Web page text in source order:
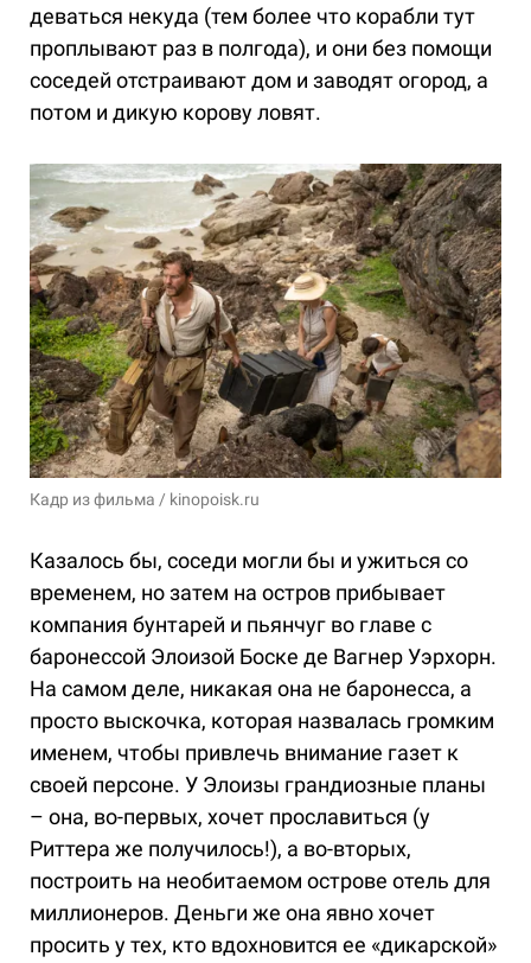
деваться некуда (тем более что корабли тут
проплывают раз в полгода), и они без помощи
соседей отстраивают дом и заводят огород, а
потом и дикую корову ловят.
Кадр из фильма / kinopoisk.ru
Казалось бы, соседи могли бы и ужиться со
временем, но затем на остров прибывает
компания бунтарей и пьянчуг во главе с
баронессой Элоизой Боске де Вагнер Уэрхорн.
На самом деле, никакая она не баронесса, а
просто выскочка, которая назвалась громким
именем, чтобы привлечь внимание газет к
своей персоне. У Элоизы грандиозные планы
– она, во-первых, хочет прославиться (у
Риттера же получилось!), а во-вторых,
построить на необитаемом острове отель для
миллионеров. Деньги же она явно хочет
просить у тех, кто вдохновится ее «дикарской»